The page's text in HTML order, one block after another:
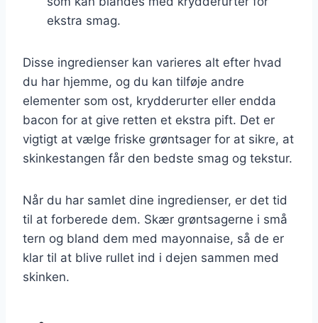
ekstra smag.
Disse ingredienser kan varieres alt efter hvad
du har hjemme, og du kan tilføje andre
elementer som ost, krydderurter eller endda
bacon for at give retten et ekstra pift. Det er
vigtigt at vælge friske grøntsager for at sikre, at
skinkestangen får den bedste smag og tekstur.
Når du har samlet dine ingredienser, er det tid
til at forberede dem. Skær grøntsagerne i små
tern og bland dem med mayonnaise, så de er
klar til at blive rullet ind i dejen sammen med
skinken.